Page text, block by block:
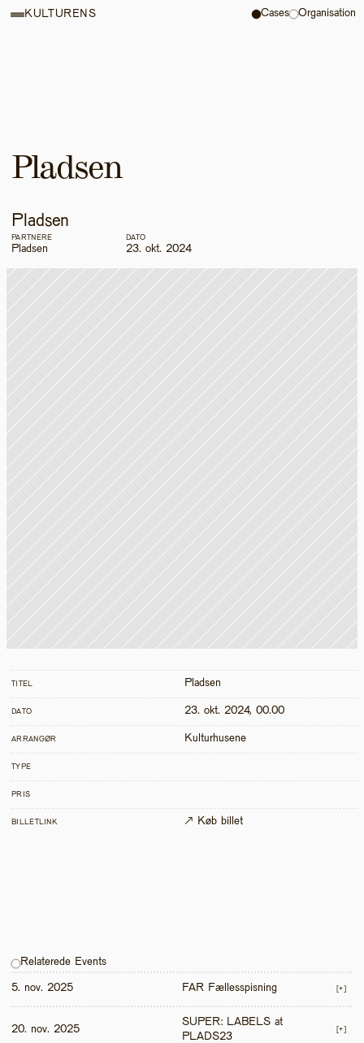
Pladsen
Pladsen
PARTNERE
Pladsen
DATO
23. okt. 2024
TITEL Pladsen
DATO 23. okt. 2024, 00.00
ARRANGØR Kulturhusene
TYPE
PRIS
BILLETLINK ↗ Køb billet
Relaterede Events
5. nov. 2025 FAR Fællesspisning [+]
20. nov. 2025
SUPER: LABELS at
PLADS23
[+]
KULTURENS Cases Organisation